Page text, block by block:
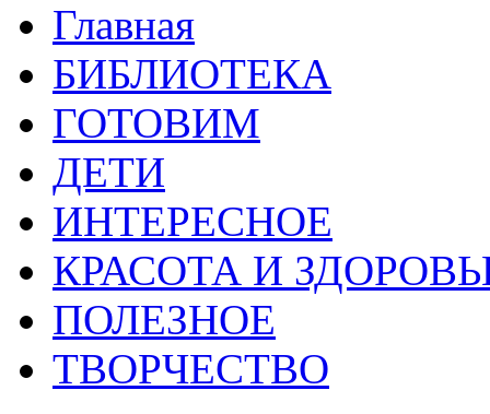
Главная
БИБЛИОТЕКА
ГОТОВИМ
ДЕТИ
ИНТЕРЕСНОЕ
КРАСОТА И
ПОЛЕЗНОЕ
ТВОРЧЕСТВО